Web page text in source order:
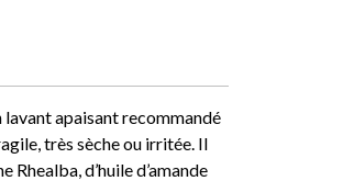
apaisant recommandé
très sèche ou irritée. Il
Rhealba, d’huile d’amande